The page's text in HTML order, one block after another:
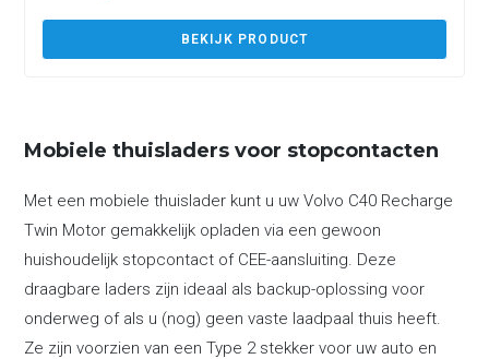
BEKIJK PRODUCT
Mobiele thuisladers voor stopcontacten
Met een mobiele thuislader kunt u uw Volvo C40 Recharge
Twin Motor gemakkelijk opladen via een gewoon
huishoudelijk stopcontact of CEE-aansluiting. Deze
draagbare laders zijn ideaal als backup-oplossing voor
onderweg of als u (nog) geen vaste laadpaal thuis heeft.
Ze zijn voorzien van een Type 2 stekker voor uw auto en